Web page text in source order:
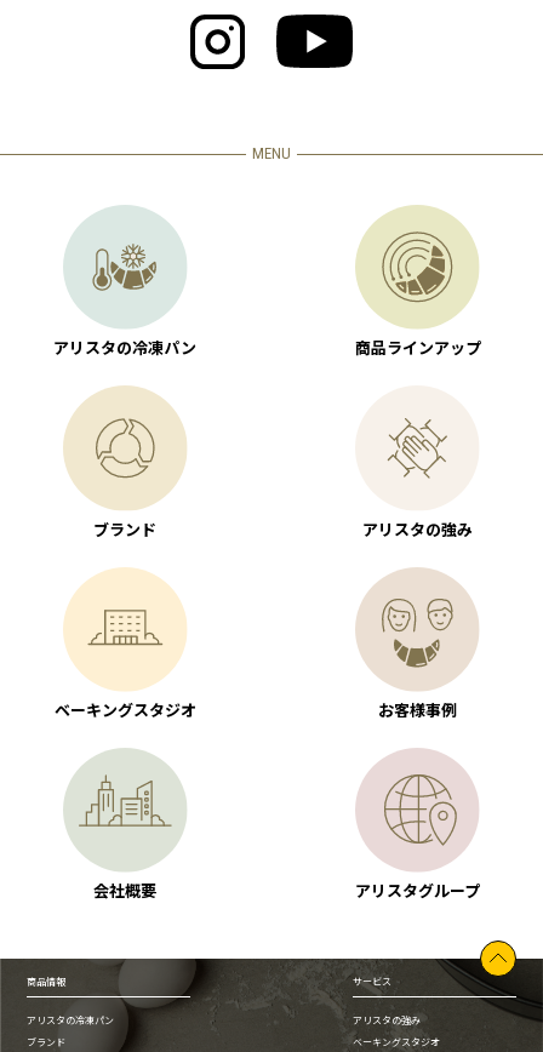
MENU
アリスタの冷凍パン 商品ラインアップ
ブランド アリスタの強み
ベーキングスタジオ お客様事例
会社概要 アリスタグループ
商品情報
アリスタの冷凍パン
ブランド
サービス
アリスタの強み
ベーキングスタジオ